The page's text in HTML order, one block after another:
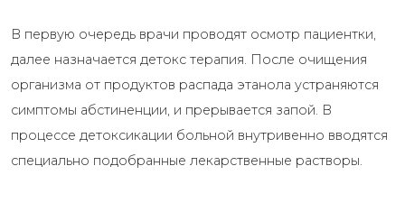
В первую очередь врачи проводят осмотр пациентки,
далее назначается детокс терапия. После очищения
организма от продуктов распада этанола устраняются
симптомы абстиненции, и прерывается запой. В
процессе детоксикации больной внутривенно вводятся
специально подобранные лекарственные растворы.